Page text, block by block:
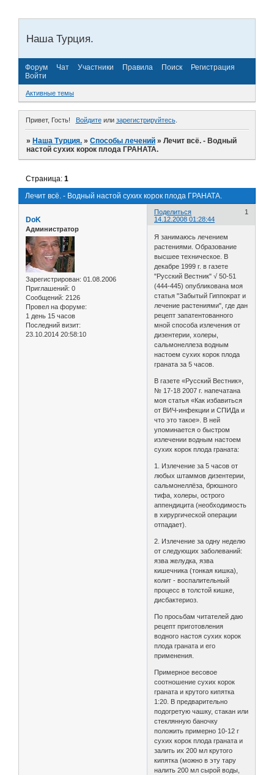
Наша Турция.
Форум Чат Участники Правила Поиск
Регистрация
Войти
Активные темы
Привет, Гость! Войдитеили зарегистрируйтесь.
»Наша Турция. »Способы лечений »Лечит всё. - Водный
настой сухих корок плода ГРАНАТА.
Лечит всё. - Водный настой сухих корок плода ГРАНАТА.
Страница:1
Поделиться
1
14.12.2008 01:28:44
DoK
Администратор
Зарегистрирован: 01.08.2006
Приглашений: 0
Сообщений: 2126
Провел на форуме:
1 день 15 часов
Последний визит:
23.10.2014 20:58:10
Я занимаюсь лечением
растениями. Образование
высшее техническое. В
декабре 1999 г. в газете
"Русский Вестник" √ 50-51
(444-445) опубликована моя
статья "Забытый Гиппократ и
лечение растениями", где дан
рецепт запатентованного
мной способа излечения от
дизентерии, холеры,
сальмонеллеза водным
настоем сухих корок плода
граната за 5 часов.
В газете «Русский Вестник»,
№ 17-18 2007 г. напечатана
моя статья «Как избавиться
от ВИЧ-инфекции и СПИДа и
что это такое». В ней
упоминается о быстром
излечении водным настоем
сухих корок плода граната:
1. Излечение за 5 часов от
любых штаммов дизентерии,
сальмонеллёза, брюшного
тифа, холеры, острого
аппендицита (необходимость
в хирургической операции
отпадает).
2. Излечение за одну неделю
от следующих заболеваний:
язва желудка, язва
кишечника (тонкая кишка),
колит - воспалительный
процесс в толстой кишке,
дисбактериоз.
По просьбам читателей даю
рецепт приготовления
водного настоя сухих корок
плода граната и его
применения.
Примерное весовое
соотношение сухих корок
граната и крутого кипятка
1:20. В предварительно
подогретую чашку, стакан или
стеклянную баночку
положить примерно 10-12 г
сухих корок плода граната и
залить их 200 мл крутого
кипятка (можно в эту тару
налить 200 мл сырой воды,